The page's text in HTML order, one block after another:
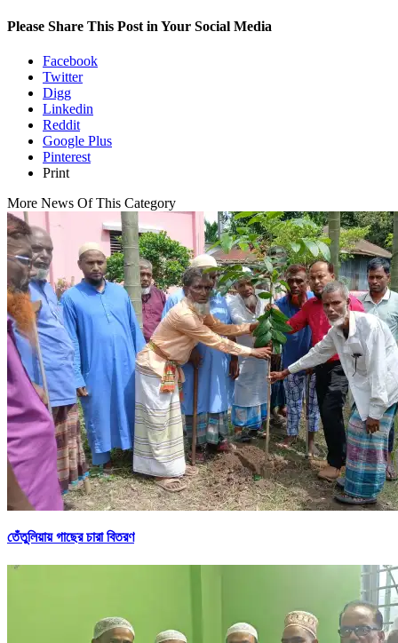
Please Share This Post in Your Social Media
Facebook
Twitter
Digg
Linkedin
Reddit
Google Plus
Pinterest
Print
More News Of This Category
তেঁতুলিয়ায় গাছের চারা বিতরণ